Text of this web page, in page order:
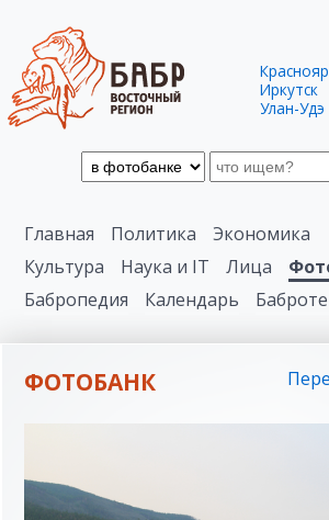
Иркутск
Улан-Удэ
Главная Политика
Экономика
Культура
Наука и IT Лица
Бабропедия
Календарь
ФОТОБАНК